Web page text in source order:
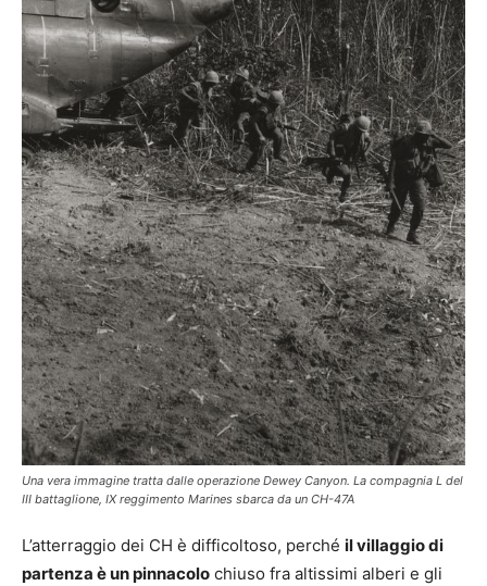
Una vera immagine tratta dalle operazione Dewey Canyon. La compagnia L del
III battaglione, IX reggimento Marines sbarca da un CH-47A
L’atterraggio dei CH è difficoltoso, perché il villaggio di
partenza è un pinnacolo chiuso fra altissimi alberi e gli